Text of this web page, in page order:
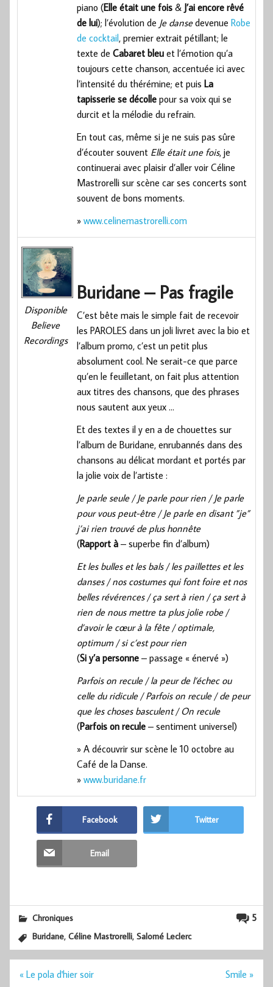
piano (Elle était une fois & J’ai encore rêvé
de lui); l’évolution de Je dansedevenueRobe
de cocktail, premier extrait pétillant; le
texte deCabaret bleu et l’émotion qu’a
toujours cette chanson, accentuée ici avec
l’intensité du thérémine; et puisLa
tapisserie se décolle pour sa voix qui se
durcit et la mélodie du refrain.
En tout cas, même si je ne suis pas sûre
d’écouter souvent Elle était une fois, je
continuerai avec plaisir d’aller voir Céline
Mastrorelli sur scène car ses concerts sont
souvent de bons moments.
»www.celinemastrorelli.com
Disponible
Believe
Recordings
Buridane – Pas fragile
C’est bête mais le simple fait de recevoir
les PAROLES dans un joli livret avec la bio et
l’album promo, c’est un petit plus
absolument cool. Ne serait-ce que parce
qu’en le feuilletant, on fait plus attention
aux titres des chansons, que des phrases
nous sautent aux yeux …
Et des textes il y en a de chouettes sur
l’album de Buridane, enrubannés dans des
chansons au délicat mordant et portés par
la jolie voix de l’artiste :
Je parle seule / Je parle pour rien / Je parle
pour vous peut-être / Je parle en disant ”je”
j’ai rien trouvé de plus honnête
(Rapport à – superbe fin d’album)
Et les bulles et les bals / les paillettes et les
danses / nos costumes qui font foire et nos
belles révérences / ça sert à rien / ça sert à
rien de nous mettre ta plus jolie robe /
d’avoir le cœur à la fête / optimale,
optimum / si c’est pour rien
(Si y’a personne – passage « énervé »)
Parfois on recule / la peur de l’échec ou
celle du ridicule / Parfois on recule / de peur
que les choses basculent / On recule
(Parfois on recule – sentiment universel)
» A découvrir sur scène le 10 octobre au
Café de la Danse.
»www.buridane.fr
Facebook Twitter
Email
5
Chroniques
Buridane,Céline Mastrorelli,Salomé Leclerc
Navigation
« Le pola d'hier soir Smile »